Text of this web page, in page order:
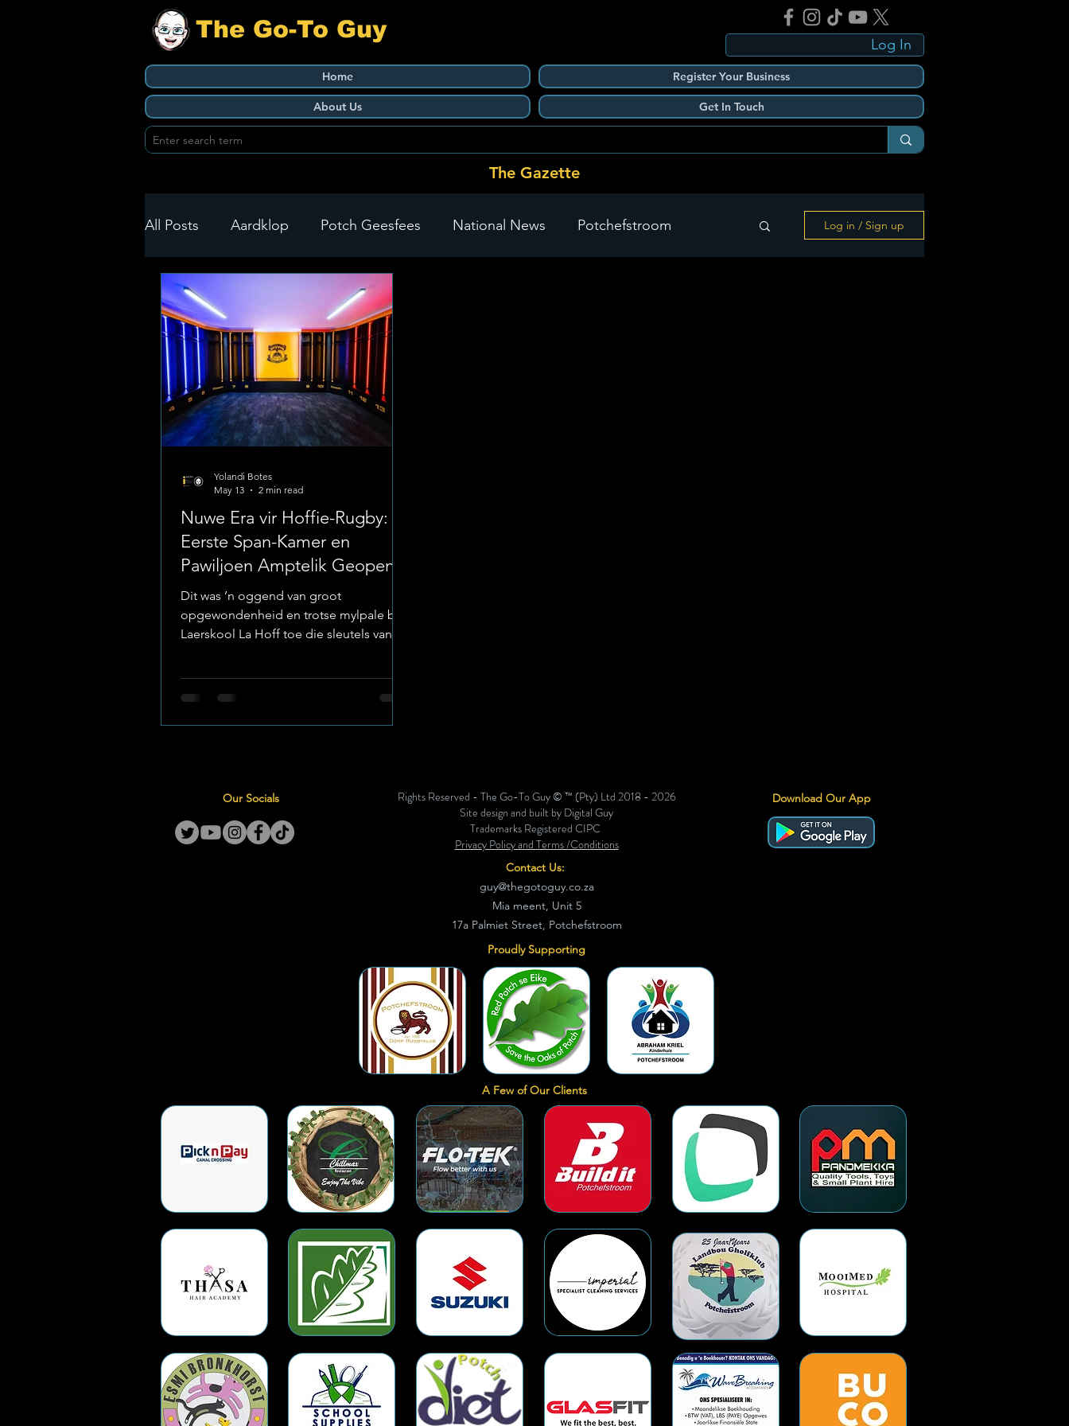
The Go-To Guy
Log In
Home
About Us
Register Your Business
Get In Touch
The Gazette
All Posts Aardklop Potch Geesfees National News Potchefstroom
Ikageng Carletonville
Build It Green Health
Log in / Sign up
Nuwe Era vir Hoffie-Rugby:
Eerste Span-Kamer en
Pawiljoen Amptelik Geopen
Dit was ’n oggend van groot
opgewondenheid en trotse mylpale by
Laerskool La Hoff toe die sleutels van
die skoolhoof, mnr. Anton Smith,
resultaat van ’n kragtige vennootskap
Gemeenskapsgees Die oprigting van
hierdie pragtige fasiliteit het sy
oorsprong gehad by d
Yolandi Botes
May 13
2 min read
Our Socials
Rights Reserved - The Go-To Guy © ™ (Pty) Ltd 2018 - 2026
Site design and built by Digital Guy
Trademarks Registered CIPC
Privacy Policy and Terms /Conditions
Download Our App
Contact Us:
guy@thegotoguy.co.za
Mia meent, Unit 5
17a Palmiet Street, Potchefstroom
Proudly Supporting
A Few of Our Clients